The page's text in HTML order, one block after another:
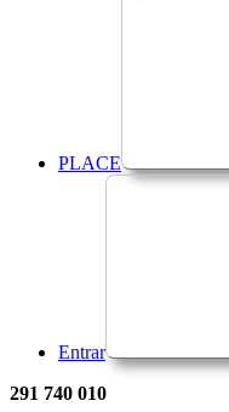
PLACE
Entrar
291 740 010